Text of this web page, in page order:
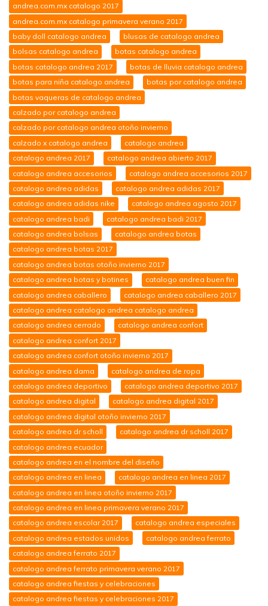
andrea.com.mx catalogo 2017
andrea.com.mx catalogo primavera verano 2017
baby doll catalogo andrea
blusas de catalogo andrea
bolsas catalogo andrea
botas catalogo andrea
botas catalogo andrea 2017
botas de lluvia catalogo andrea
botas para niña catalogo andrea
botas por catalogo andrea
botas vaqueras de catalogo andrea
calzado por catalogo andrea
calzado por catalogo andrea otoño invierno
calzado x catalogo andrea
catalogo andrea
catalogo andrea 2017
catalogo andrea abierto 2017
catalogo andrea accesorios
catalogo andrea accesorios 2017
catalogo andrea adidas
catalogo andrea adidas 2017
catalogo andrea adidas nike
catalogo andrea agosto 2017
catalogo andrea badi
catalogo andrea badi 2017
catalogo andrea bolsas
catalogo andrea botas
catalogo andrea botas 2017
catalogo andrea botas otoño invierno 2017
catalogo andrea botas y botines
catalogo andrea buen fin
catalogo andrea caballero
catalogo andrea caballero 2017
catalogo andrea catalogo andrea catalogo andrea
catalogo andrea cerrado
catalogo andrea confort
catalogo andrea confort 2017
catalogo andrea confort otoño invierno 2017
catalogo andrea dama
catalogo andrea de ropa
catalogo andrea deportivo
catalogo andrea deportivo 2017
catalogo andrea digital
catalogo andrea digital 2017
catalogo andrea digital otoño invierno 2017
catalogo andrea dr scholl
catalogo andrea dr scholl 2017
catalogo andrea ecuador
catalogo andrea en el nombre del diseño
catalogo andrea en linea
catalogo andrea en linea 2017
catalogo andrea en linea otoño invierno 2017
catalogo andrea en linea primavera verano 2017
catalogo andrea escolar 2017
catalogo andrea especiales
catalogo andrea estados unidos
catalogo andrea ferrato
catalogo andrea ferrato 2017
catalogo andrea ferrato primavera verano 2017
catalogo andrea fiestas y celebraciones
catalogo andrea fiestas y celebraciones 2017